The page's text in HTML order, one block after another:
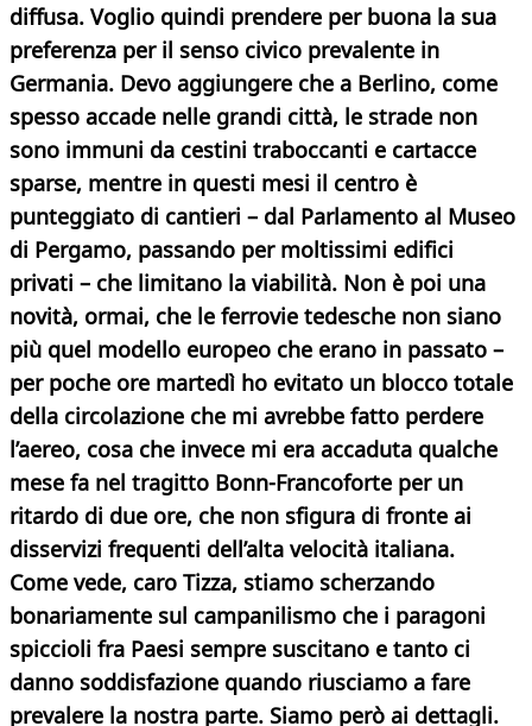
diffusa. Voglio quindi prendere per buona la sua
preferenza per il senso civico prevalente in
Germania. Devo aggiungere che a Berlino, come
spesso accade nelle grandi città, le strade non
sono immuni da cestini traboccanti e cartacce
sparse, mentre in questi mesi il centro è
punteggiato di cantieri – dal Parlamento al Museo
di Pergamo, passando per moltissimi edifici
privati – che limitano la viabilità. Non è poi una
novità, ormai, che le ferrovie tedesche non siano
più quel modello europeo che erano in passato –
per poche ore martedì ho evitato un blocco totale
della circolazione che mi avrebbe fatto perdere
l’aereo, cosa che invece mi era accaduta qualche
mese fa nel tragitto Bonn-Francoforte per un
ritardo di due ore, che non sfigura di fronte ai
disservizi frequenti dell’alta velocità italiana.
Come vede, caro Tizza, stiamo scherzando
bonariamente sul campanilismo che i paragoni
spiccioli fra Paesi sempre suscitano e tanto ci
danno soddisfazione quando riusciamo a fare
prevalere la nostra parte. Siamo però ai dettagli.